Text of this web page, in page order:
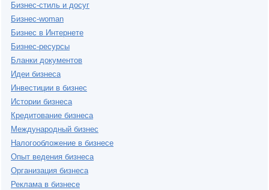
Бизнес-стиль и досуг
Бизнес-woman
Бизнес в Интернете
Бизнес-ресурсы
Бланки документов
Идеи бизнеса
Инвестиции в бизнес
Истории бизнеса
Кредитование бизнеса
Международный бизнес
Налогообложение в бизнесе
Опыт ведения бизнеса
Организация бизнеса
Реклама в бизнесе